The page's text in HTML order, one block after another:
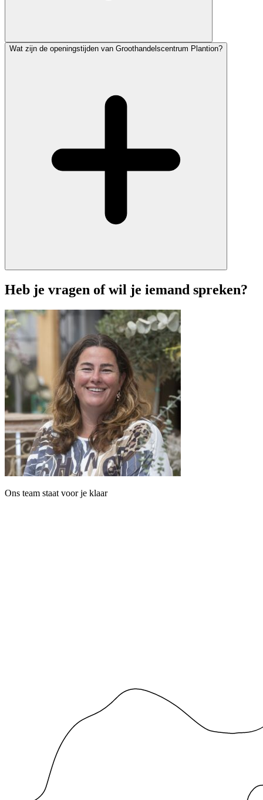
Wat zijn de openingstijden van Groothandelscentrum Plantion?
Heb je vragen of wil je iemand spreken?
Ons team staat voor je klaar